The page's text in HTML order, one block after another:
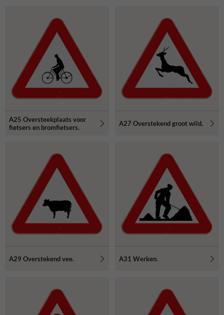
A25 Oversteekplaats voor
fietsers en bromfietsers.
A27 Overstekend groot wild.
A29 Overstekend vee. A31 Werken.